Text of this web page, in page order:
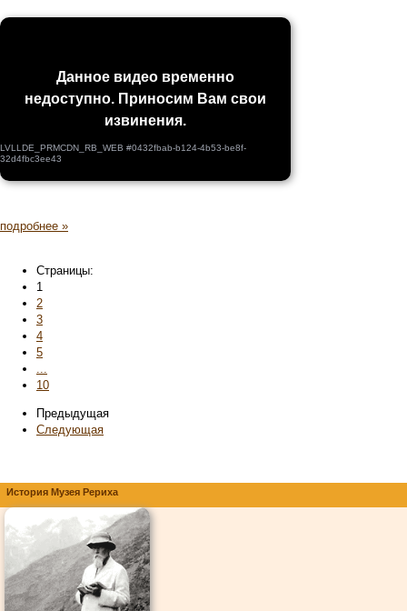
подробнее »
Страницы:
1
2
3
4
5
...
10
Предыдущая
Следующая
История Музея Рериха